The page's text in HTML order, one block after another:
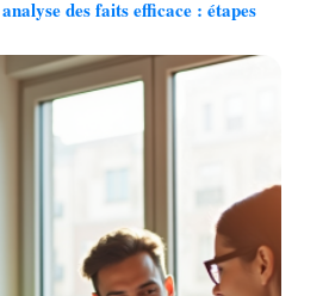
des faits efficace : étapes